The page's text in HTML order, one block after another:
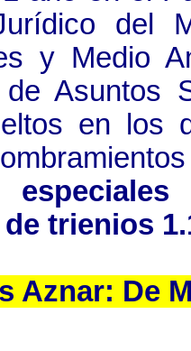
del
y Medio
de Asuntos
en los
trienios
Aznar: De